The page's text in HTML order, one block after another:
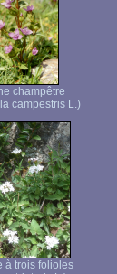
champêtre
campestris L.)
à trois folioles